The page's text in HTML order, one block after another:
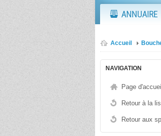
ANNUAIRE
Accueil
NAVIGATION
Page d'accueil
Retour à la
Retour aux